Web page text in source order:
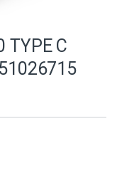
TYPE C